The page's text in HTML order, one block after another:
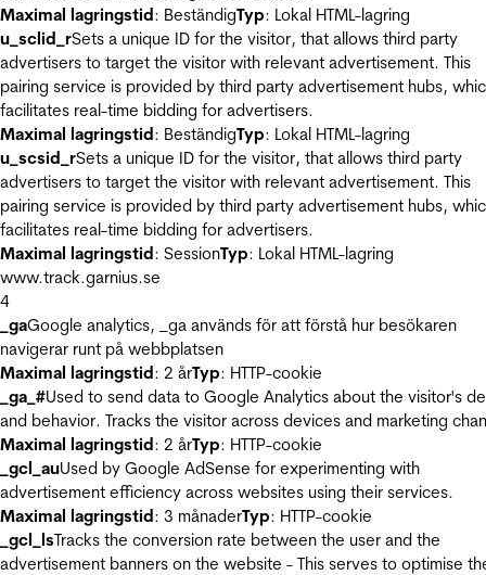
Maximal lagringstid: BeständigTyp: Lokal HTML-lagring
u_sclid_rSets a unique ID for the visitor, that allows third party
advertisers to target the visitor with relevant advertisement. This
pairing service is provided by third party advertisement hubs,
facilitates real-time bidding for advertisers.
Maximal lagringstid: BeständigTyp: Lokal HTML-lagring
u_scsid_rSets a unique ID for the visitor, that allows third party
advertisers to target the visitor with relevant advertisement. This
pairing service is provided by third party advertisement hubs,
facilitates real-time bidding for advertisers.
Maximal lagringstid: SessionTyp: Lokal HTML-lagring
www.track.garnius.se
4
_gaGoogle analytics, _ga används för att förstå hur besökaren
navigerar runt på webbplatsen
Maximal lagringstid: 2 årTyp: HTTP-cookie
_ga_#Used to send data to Google Analytics about the visitor's
and behavior. Tracks the visitor across devices and marketing
Maximal lagringstid: 2 årTyp: HTTP-cookie
_gcl_auUsed by Google AdSense for experimenting with
advertisement efficiency across websites using their services.
Maximal lagringstid: 3 månaderTyp: HTTP-cookie
_gcl_lsTracks the conversion rate between the user and the
advertisement banners on the website - This serves to optimise